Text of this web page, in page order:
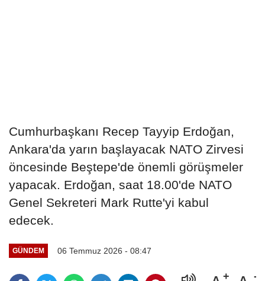
Cumhurbaşkanı Recep Tayyip Erdoğan,
Ankara'da yarın başlayacak NATO Zirvesi
öncesinde Beştepe'de önemli görüşmeler
yapacak. Erdoğan, saat 18.00'de NATO
Genel Sekreteri Mark Rutte'yi kabul
edecek.
GÜNDEM 06 Temmuz 2026 - 08:47